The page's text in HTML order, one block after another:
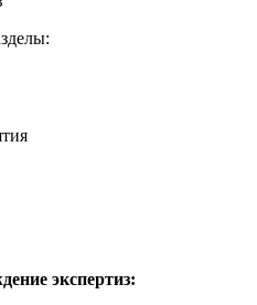
экспертиз: